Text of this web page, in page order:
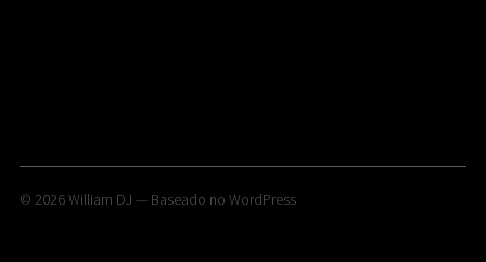
© 2026William DJ — Baseado no WordPress